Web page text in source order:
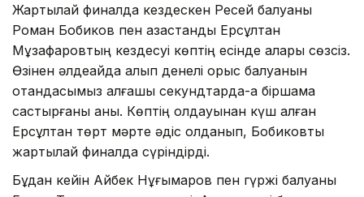
Жартылай финалда кездескен Ресей балуаны
Роман Бобиков пен қазақстандық Ерсұлтан
Мұзафаровтың кездесуі көптің есінде қалары сөзсіз.
Өзінен әлдеқайда алып денелі орыс балуанын
отандасымыз алғашқы секундтарда-ақ біршама
састырғаны анық. Көптің қолдауынан күш алған
Ерсұлтан төрт мәрте әдіс қолданып, Бобиковты
жартылай финалда сүріндірді.
Бұдан кейін Айбек Нұғымаров пен гүржі балуаны